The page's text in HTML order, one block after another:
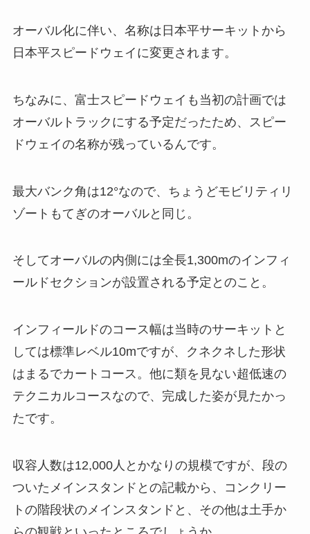
オーバル化に伴い、名称は日本平サーキットから
日本平スピードウェイに変更されます。
ちなみに、富士スピードウェイも当初の計画では
オーバルトラックにする予定だったため、スピー
ドウェイの名称が残っているんです。
最大バンク角は12°なので、ちょうどモビリティリ
ゾートもてぎのオーバルと同じ。
そしてオーバルの内側には全長1,300mのインフィ
ールドセクションが設置される予定とのこと。
インフィールドのコース幅は当時のサーキットと
しては標準レベル10mですが、クネクネした形状
はまるでカートコース。他に類を見ない超低速の
テクニカルコースなので、完成した姿が見たかっ
たです。
収容人数は12,000人とかなりの規模ですが、段の
ついたメインスタンドとの記載から、コンクリー
トの階段状のメインスタンドと、その他は土手か